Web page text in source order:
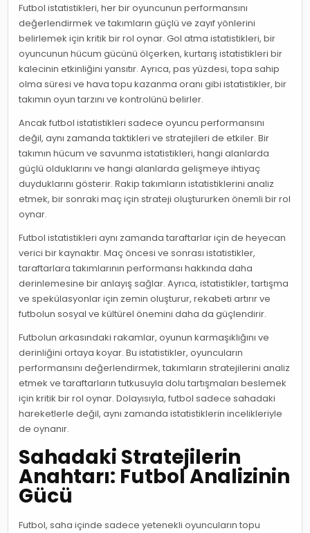
Futbol istatistikleri, her bir oyuncunun performansını
değerlendirmek ve takımların güçlü ve zayıf yönlerini
belirlemek için kritik bir rol oynar. Gol atma istatistikleri, bir
oyuncunun hücum gücünü ölçerken, kurtarış istatistikleri bir
kalecinin etkinliğini yansıtır. Ayrıca, pas yüzdesi, topa sahip
olma süresi ve hava topu kazanma oranı gibi istatistikler, bir
takımın oyun tarzını ve kontrolünü belirler.
Ancak futbol istatistikleri sadece oyuncu performansını
değil, aynı zamanda taktikleri ve stratejileri de etkiler. Bir
takımın hücum ve savunma istatistikleri, hangi alanlarda
güçlü olduklarını ve hangi alanlarda gelişmeye ihtiyaç
duyduklarını gösterir. Rakip takımların istatistiklerini analiz
etmek, bir sonraki maç için strateji oluştururken önemli bir rol
oynar.
Futbol istatistikleri aynı zamanda taraftarlar için de heyecan
verici bir kaynaktır. Maç öncesi ve sonrası istatistikler,
taraftarlara takımlarının performansı hakkında daha
derinlemesine bir anlayış sağlar. Ayrıca, istatistikler, tartışma
ve spekülasyonlar için zemin oluşturur, rekabeti artırır ve
futbolun sosyal ve kültürel önemini daha da güçlendirir.
Futbolun arkasındaki rakamlar, oyunun karmaşıklığını ve
derinliğini ortaya koyar. Bu istatistikler, oyuncuların
performansını değerlendirmek, takımların stratejilerini analiz
etmek ve taraftarların tutkusuyla dolu tartışmaları beslemek
için kritik bir rol oynar. Dolayısıyla, futbol sadece sahadaki
hareketlerle değil, aynı zamanda istatistiklerin incelikleriyle
de oynanır.
Sahadaki Stratejilerin
Anahtarı: Futbol Analizinin
Gücü
Futbol, saha içinde sadece yetenekli oyuncuların topu